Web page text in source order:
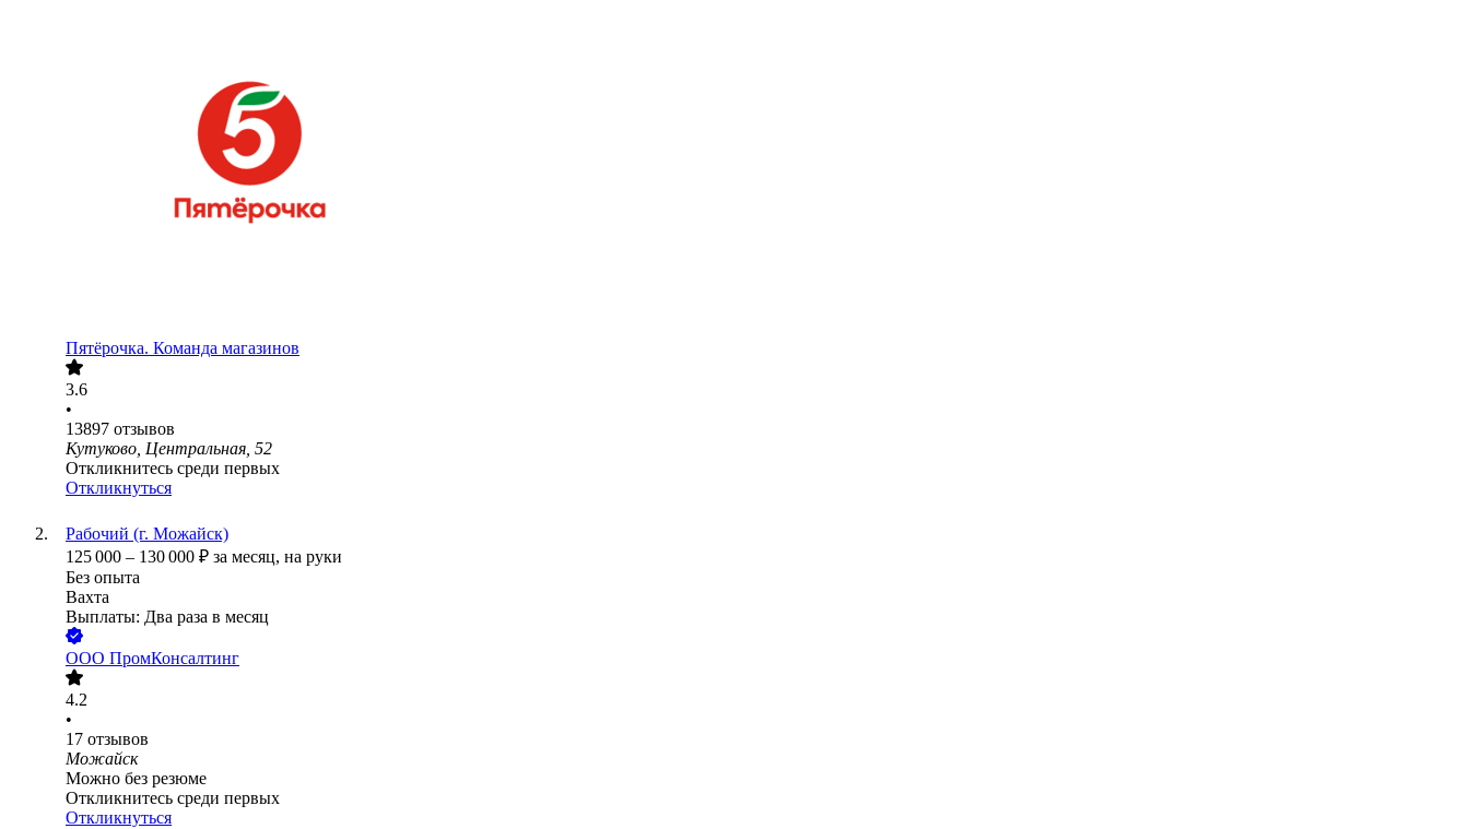
Пятёрочка. Команда магазинов
3.6
•
13897 отзывов
Кутуково, Центральная, 52
Откликнитесь среди первых
Откликнуться
Рабочий (г. Можайск)
125 000 – 130 000 ₽ за месяц, на руки
Без опыта
Вахта
Выплаты: Два раза в месяц
ООО ПромКонсалтинг
4.2
•
17 отзывов
Можайск
Можно без резюме
Откликнитесь среди первых
Откликнуться